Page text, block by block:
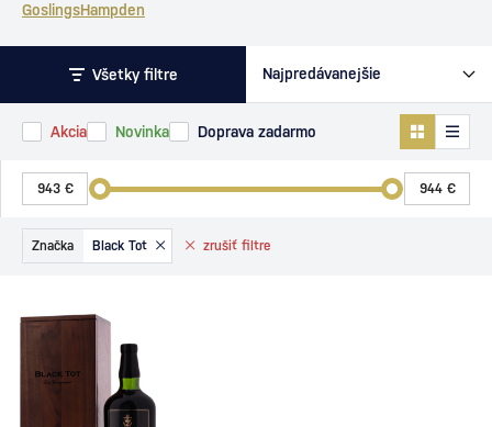
GoslingsHampden
Všetky filtre
Akcia Novinka Doprava zadarmo
zrušiť filtre
Značka Black Tot